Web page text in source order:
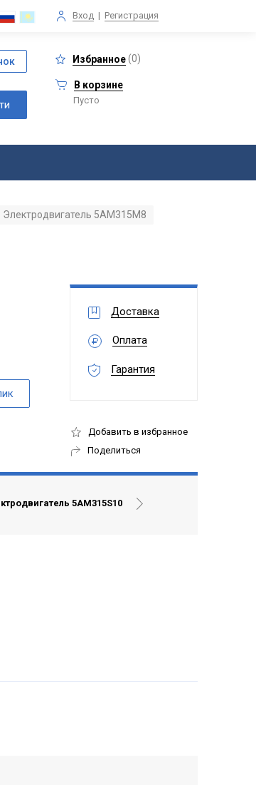
Вход | Регистрация
Избранное(0)
В корзине
Пусто
Электродвигатель 5АМ315М8
Доставка
Оплата
Гарантия
Добавить в избранное
Поделиться
5АМ315S10